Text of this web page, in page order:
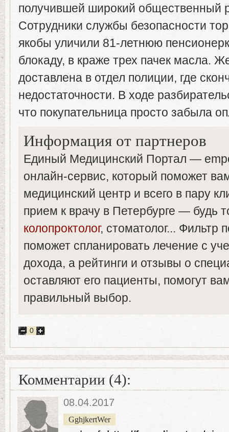
получившей широкий общественный
Сотрудники службы безопасности
якобы уличили 81-летнюю
блокаду, в краже трех пачек масла.
доставлена в отдел полиции, где
недостаточности. В ходе
что покупательница просто забыла
Информация от партнеров
Единый Медицинский Портал —
онлайн-сервис, который поможет
медицинский центр и всего в пару
прием к врачу в Петербурге — будь
колопроктолог, стоматолог... Фильтр
поможет спланировать лечение с
дохода, а рейтинги и отзывы о
оставляют его пациенты, помогут
правильный выбор.
0
Комментарии (4):
08.04.2017
GghjkertWer